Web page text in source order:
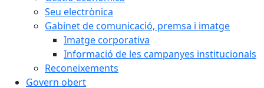
Seu electrònica
Gabinet de comunicació, premsa i imatge
Imatge corporativa
Informació de les campanyes institucionals
Reconeixements
Govern obert